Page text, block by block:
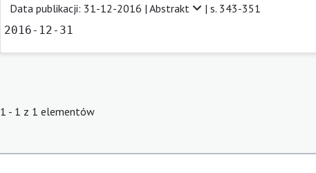
Data publikacji: 31-12-2016 | Abstrakt | s. 343-351
2016-12-31
1 - 1 z 1 elementów